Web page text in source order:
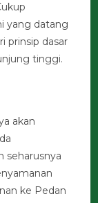
yang datang
prinsip dasar
tinggi.
akan
seharusnya
ke Pedan